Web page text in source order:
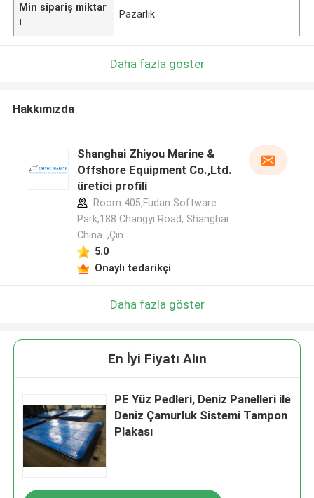
Min sipariş miktar
ı
Pazarlık
Daha fazla göster
Hakkımızda
Shanghai Zhiyou Marine &
Offshore Equipment Co.,Ltd.
üretici profili
Room 405,Fudan Software
Park,188 Changyi Road, Shanghai
China. ,Çin
5.0
Onaylı tedarikçi
Daha fazla göster
En İyi Fiyatı Alın
PE Yüz Pedleri, Deniz Panelleri ile
Deniz Çamurluk Sistemi Tampon
Plakası